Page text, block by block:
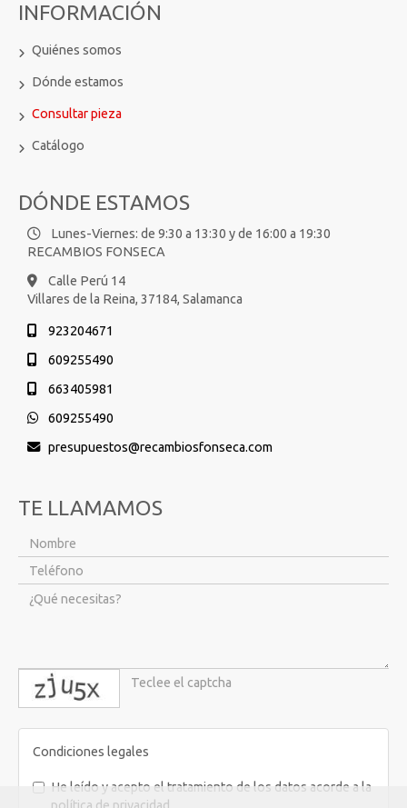
INFORMACIÓN
Quiénes somos
Dónde estamos
Consultar pieza
Catálogo
DÓNDE ESTAMOS
Lunes-Viernes: de 9:30 a 13:30 y de 16:00 a 19:30
RECAMBIOS FONSECA
Calle Perú 14
Villares de la Reina, 37184, Salamanca
923204671
609255490
663405981
609255490
presupuestos
recambiosfonseca.com
TE LLAMAMOS
captcha
Condiciones legales
He leído y acepto el tratamiento de los datos acorde a la